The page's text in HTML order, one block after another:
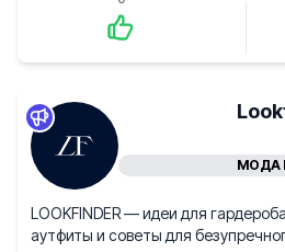
МОДА
LOOKFINDER — идеи для
аутфиты и советы для